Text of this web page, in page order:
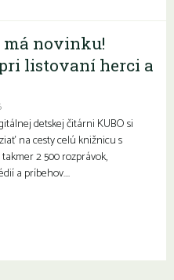
má novinku!
listovaní herci a
detskej čitárni KUBO si
na cesty celú knižnicu s
2 500 rozprávok,
a príbehov….